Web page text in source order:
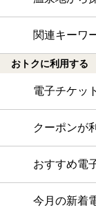
関連キーワ
おトクに利用する
電子チケッ
クーポンが
おすすめ電
今月の新着